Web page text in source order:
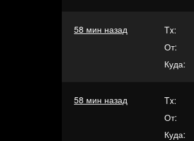
58 мин назад Tx:
От:
Куда:
58 мин назад Tx:
От:
Куда: